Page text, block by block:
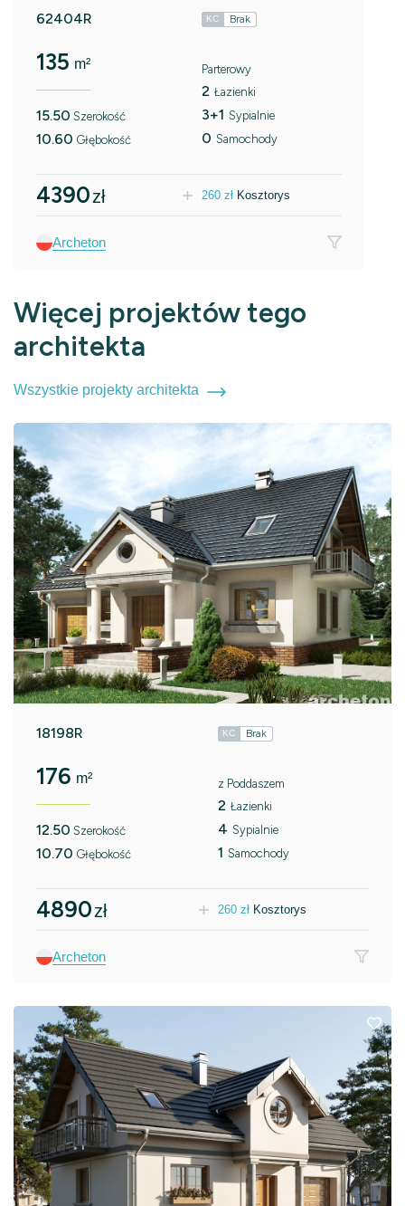
62404R KC Brak
135 m²
15.50 Szerokość
10.60 Głębokość
Parterowy
2 Łazienki
3+1 Sypialnie
0 Samochody
4390zł 260 zł Kosztorys
Archeton
Więcej projektów tego
architekta
Wszystkie projekty architekta
18198R KC Brak
176 m²
12.50 Szerokość
10.70 Głębokość
z Poddaszem
2 Łazienki
4 Sypialnie
1 Samochody
4890zł 260 zł Kosztorys
Archeton